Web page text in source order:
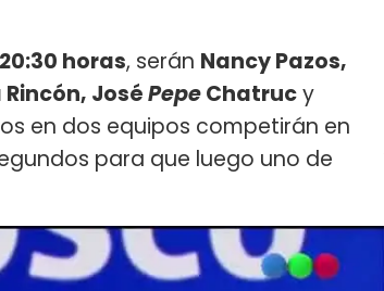
horas, serán Nancy Pazos,
JoséPepeChatrucy
en dos equipos competirán en
para que luego uno de